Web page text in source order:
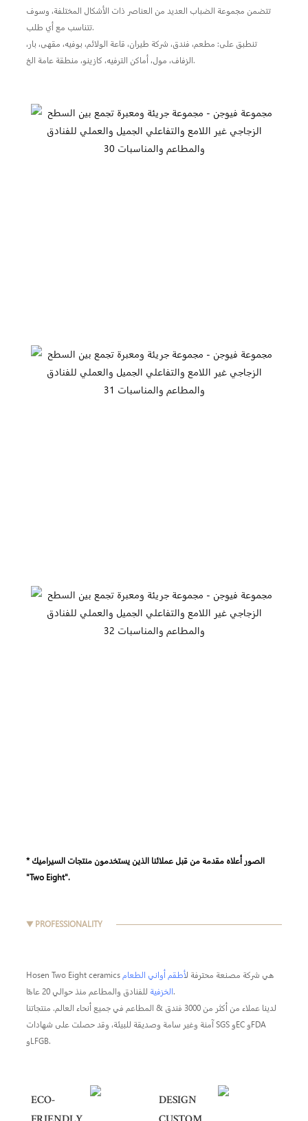
تتضمن مجموعة الضباب العديد من العناصر ذات الأشكال المختلفة، وسوف
تتناسب مع أي طلب.
تنطبق على: مطعم، فندق، شركة طيران، قاعة الولائم، بوفيه، مقهى، بار،
الزفاف، مول، أماكن الترفيه، كازينو، منطقة عامة الخ.
* الصور أعلاه مقدمة من قبل عملائنا الذين يستخدمون منتجات السيراميك
"Two Eight".
▼ PROFESSIONALITY
Hosen Two Eight ceramics هي شركة مصنعة محترفة لأطقم أواني الطعام
الخزفيةللفنادق والمطاعم منذ حوالي 20 عامًا.
لدينا عملاء من أكثر من 3000 فندق & المطاعم في جميع أنحاء العالم. منتجاتنا
آمنة وغير سامة وصديقة للبيئة، وقد حصلت على شهادات SGS وEC وFDA
وLFGB.
ECO-
DESIGN